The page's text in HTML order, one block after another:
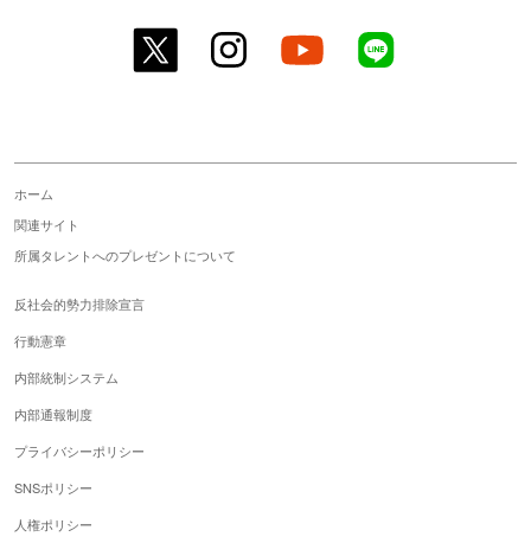
twitter instagram youtube
ホーム
関連サイト
所属タレントへのプレゼントについて
反社会的勢力排除宣言
行動憲章
内部統制システム
内部通報制度
プライバシーポリシー
SNSポリシー
人権ポリシー